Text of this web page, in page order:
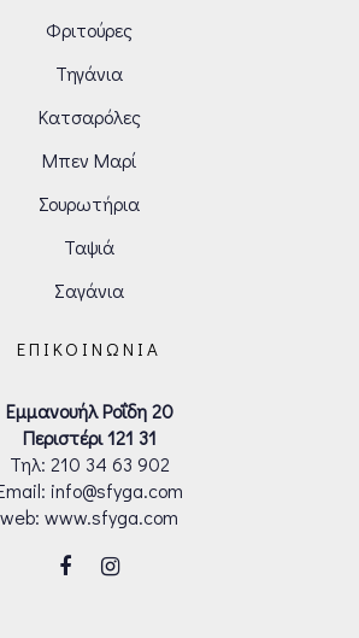
Φριτούρες
Τηγάνια
Κατσαρόλες
Μπεν Μαρί
Σουρωτήρια
Ταψιά
Σαγάνια
ΕΠΙΚΟΙΝΩΝΊΑ
Εμμανουήλ Ροΐδη 20
Περιστέρι 121 31
Τηλ: 210 34 63 902
info@sfyga.com
web: www.sfyga.com